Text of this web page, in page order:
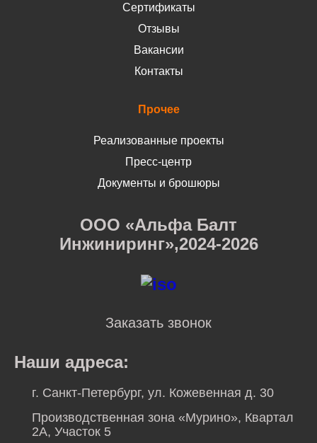
Сертификаты
Отзывы
Вакансии
Контакты
Прочее
Реализованные проекты
Пресс-центр
Документы и брошюры
ООО «Альфа Балт
Инжиниринг»,2024-2026
Заказать звонок
Наши адреса:
г. Санкт-Петербург, ул. Кожевенная д. 30
Производственная зона «Мурино», Квартал
2А, Участок 5